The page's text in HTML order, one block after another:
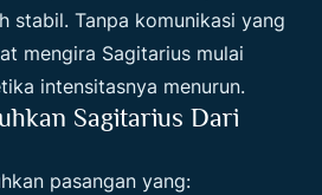
stabil. Tanpa komunikasi yang
mengira Sagitarius mulai
intensitasnya menurun.
Sagitarius Dari
pasangan yang: